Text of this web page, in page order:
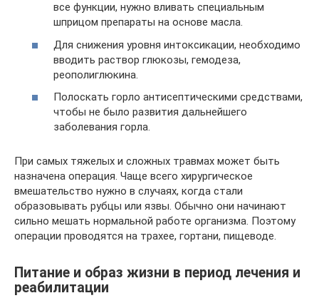
все функции, нужно вливать специальным
шприцом препараты на основе масла.
Для снижения уровня интоксикации, необходимо
вводить раствор глюкозы, гемодеза,
реополиглюкина.
Полоскать горло антисептическими средствами,
чтобы не было развития дальнейшего
заболевания горла.
При самых тяжелых и сложных травмах может быть
назначена операция. Чаще всего хирургическое
вмешательство нужно в случаях, когда стали
образовывать рубцы или язвы. Обычно они начинают
сильно мешать нормальной работе организма. Поэтому
операции проводятся на трахее, гортани, пищеводе.
Питание и образ жизни в период лечения и
реабилитации